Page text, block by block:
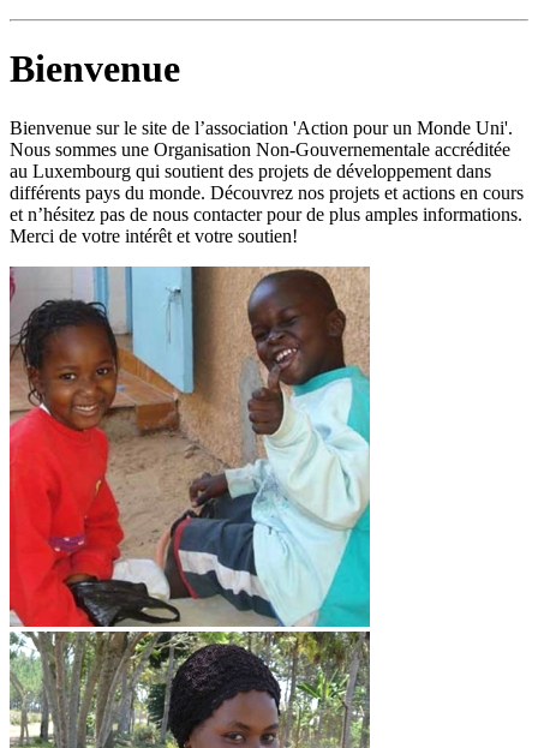
Bienvenue
Bienvenue sur le site de l’association 'Action pour un Monde Uni'.
Nous sommes une Organisation Non-Gouvernementale accréditée
au Luxembourg qui soutient des projets de développement dans
différents pays du monde. Découvrez nos projets et actions en cours
et n’hésitez pas de nous contacter pour de plus amples informations.
Merci de votre intérêt et votre soutien!